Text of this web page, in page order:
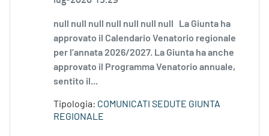
null null null null null null null La Giunta ha
approvato il Calendario Venatorio regionale
per l’annata 2026/2027. La Giunta ha anche
approvato il Programma Venatorio annuale,
sentito il...
Tipologia: COMUNICATI SEDUTE GIUNTA
REGIONALE